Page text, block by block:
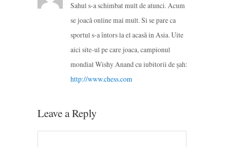
Sahul s-a schimbat mult de atunci. Acum
se joacă online mai mult. Si se pare ca
sportul s-a întors la el acasă in Asia. Uite
aici site-ul pe care joaca, campionul
mondial Wishy Anand cu iubitorii de șah:
http://www.chess.com
Leave a Reply